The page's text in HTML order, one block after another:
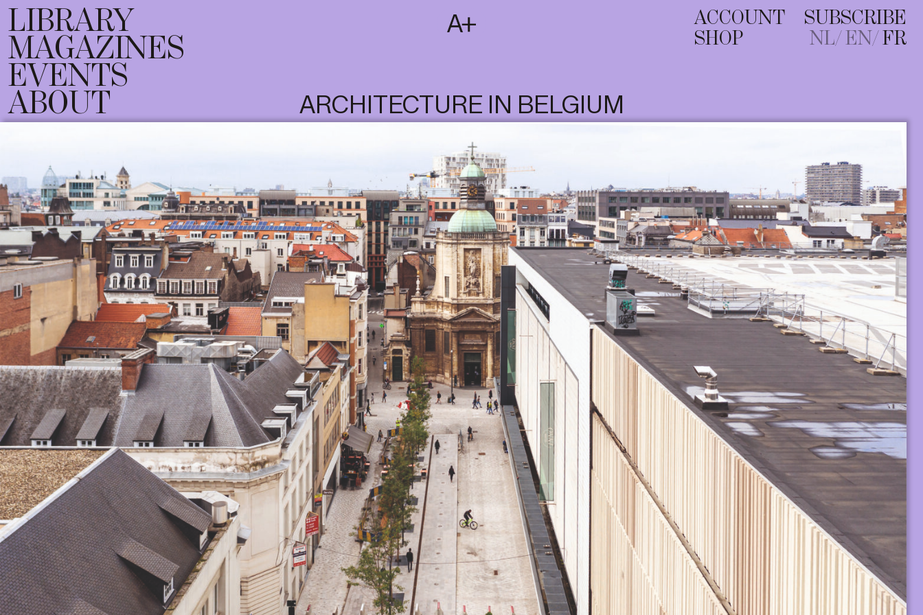
T
FR
LIBRARY
MAGAZINES
EVENTS
ABOUT
ACCOUNT
SHOP
SUBSCRIBE
NL EN FR
ARCHITECTURE IN BELGIUM